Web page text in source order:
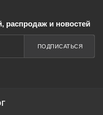
распродаж и новостей
ПОДПИСАТЬСЯ